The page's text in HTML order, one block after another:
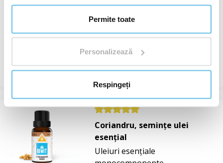
Permite toate
Personalizează
Respingeți
Uleiuri esențiale
monocomponente
În stoc
de la 50,4 RON
Vizualizare
Coriandru, semințe ulei
esențial
Uleiuri esențiale